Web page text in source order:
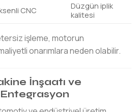
CNC
Düzgün iplik
kalitesi
işleme, motorun
onarımlara neden olabilir.
İnşaatı ve